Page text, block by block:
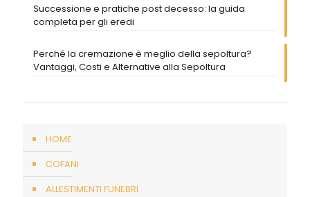
Successione e pratiche post decesso: la guida
completa per gli eredi
Perché la cremazione è meglio della sepoltura?
Vantaggi, Costi e Alternative alla Sepoltura
HOME
COFANI
ALLESTIMENTI FUNEBRI